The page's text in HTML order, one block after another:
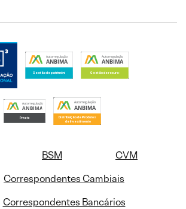
BSM
CVM
Correspondentes Cambiais
Correspondentes Bancários